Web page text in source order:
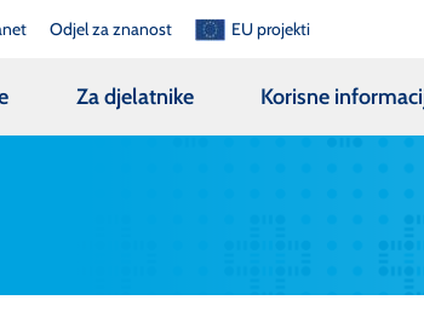
Odjel za znanost EU projekti
Za djelatnike Korisne